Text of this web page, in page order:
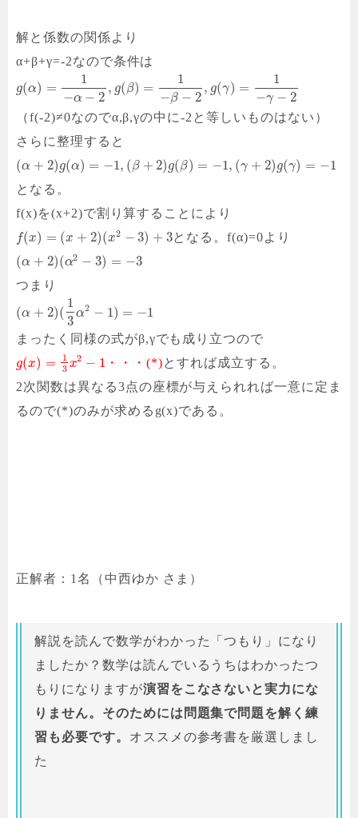
解と係数の関係より
α+β+γ=-2なので条件は
g(α) =
1
−α − 2
, g(β) =
1
−β − 2
, g(γ) =
1
−γ − 2
（f(-2)≠0なのでα,β,γの中に-2と等しいものはない）
さらに整理すると
(α + 2)g(α) = −1, (β + 2)g(β) = −1, (γ + 2)g(γ) = −1
となる。
f(x)を(x+2)で割り算することにより
f(x) = (x + 2)(x2 − 3) + 3となる。f(α)=0より
(α + 2)(α2 − 3) = −3
つまり
(α + 2)(
1
3
α2 − 1) = −1
まったく同様の式がβ,γでも成り立つので
g(x) =
1
3 x2 − 1 ・・・(*)とすれば成立する。
2次関数は異なる3点の座標が与えられれば一意に定ま
るので(*)のみが求めるg(x)である。
正解者：1名（ 中西ゆか さま）
解説を読んで数学がわかった「つもり」になり
ましたか？数学は読んでいるうちはわかったつ
もりになりますが演習をこなさないと実力にな
りません。そのためには問題集で問題を解く練
習も必要です。 オススメの参考書を厳選しまし
た